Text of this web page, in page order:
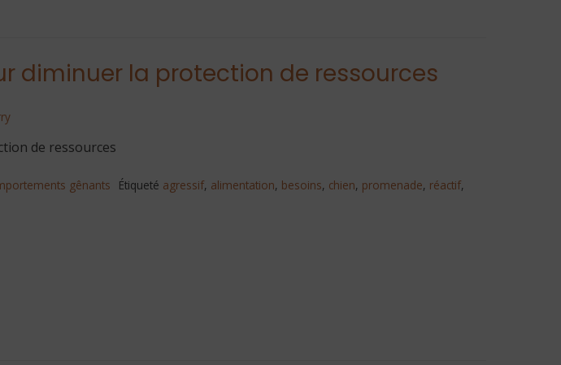
diminuer la protection de ressources
de ressources
gênants Étiqueté agressif, alimentation, besoins, chien, promenade, réactif,